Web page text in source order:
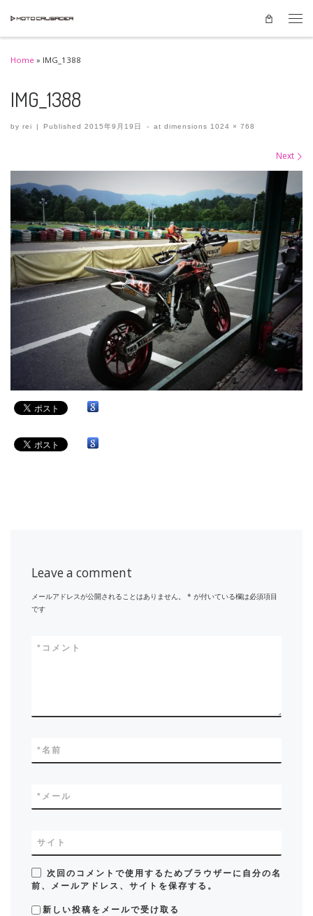
Skip to content
Home » IMG_1388
IMG_1388
by rei | Published2015年9月19日 - at dimensions 1024 × 768
Next
Leave a comment
メールアドレスが公開されることはありません。 * が付いている欄は必須項目
です
コメント
*
名前
*
メール
*
サイト
次回のコメントで使用するためブラウザーに自分の名
前、メールアドレス、サイトを保存する。
新しい投稿をメールで受け取る